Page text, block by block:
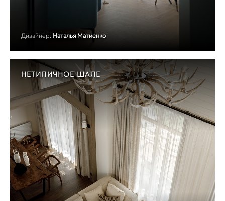
Дизайнер: Наталья Матиенко
НЕТИПИЧНОЕ ШАЛЕ